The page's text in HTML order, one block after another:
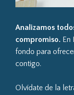
Analizamos
compromiso.En
fondo para
contigo.
Olvídate de la